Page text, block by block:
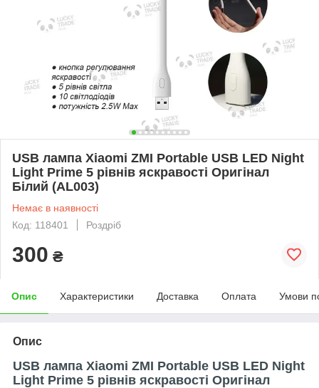
USB лампа Xiaomi ZMI Portable USB LED Night
Light Prime 5 рівнів яскравості Оригінал
Білий (AL003)
Немає в наявності
Код: 118401
Роздріб
300 ₴
Опис Характеристики Доставка Оплата Умови
Опис
USB лампа Xiaomi ZMI Portable USB LED Night
Light Prime 5 рівнів яскравості Оригінал